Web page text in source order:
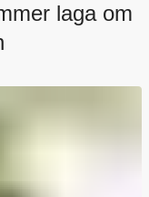
laga om